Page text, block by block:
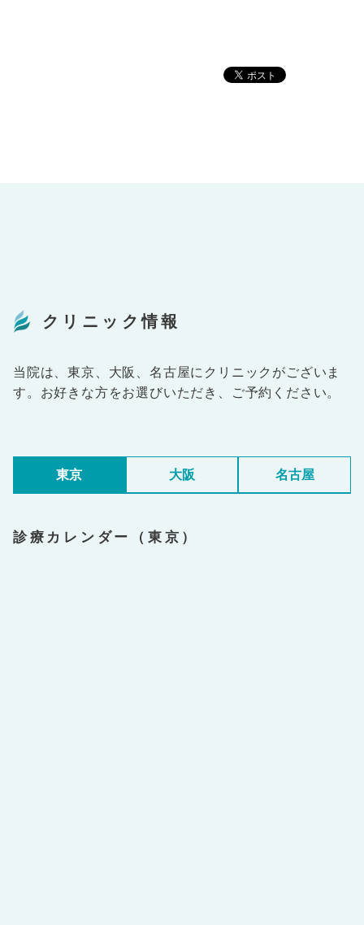
クリニック情報
当院は、東京、大阪、名古屋にクリニックがございま
す。お好きな方をお選びいただき、ご予約ください。
東京 大阪 名古屋
診療カレンダー（東京）